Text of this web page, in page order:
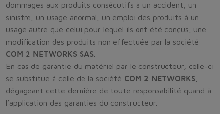
dommages aux produits consécutifs à un accident, un
sinistre, un usage anormal, un emploi des produits à un
usage autre que celui pour lequel ils ont été conçus, une
modification des produits non effectuée par la société
COM 2 NETWORKS SAS
En cas de garantie du matériel par le constructeur, celle-ci
se substitue à celle de la société COM 2 NETWORKS
dégageant cette dernière de toute responsabilité quand à
l’application des garanties du constructeur.